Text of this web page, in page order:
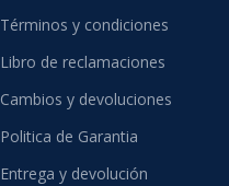
Términos y condiciones
Libro de reclamaciones
Cambios y devoluciones
Politica de Garantia
Entrega y devolución